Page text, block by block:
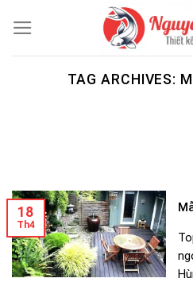
content
TAG ARCHIVES:
18
Th4